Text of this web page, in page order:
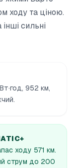
ходу та ціною.
сильні
952 км,
ходу 571 км.
струм до 200